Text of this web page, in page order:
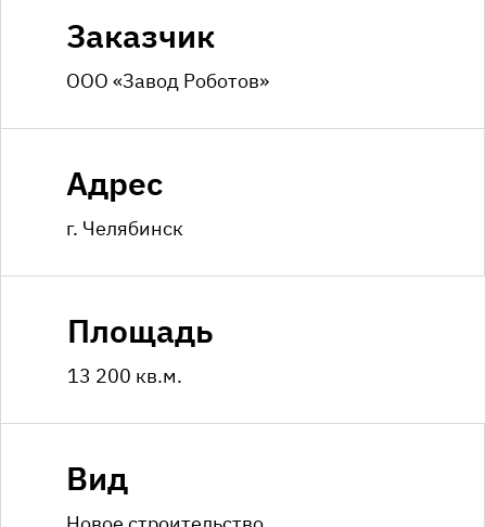
Заказчик
ООО «Завод Роботов»
Адрес
г. Челябинск
Площадь
13 200 кв.м.
Вид